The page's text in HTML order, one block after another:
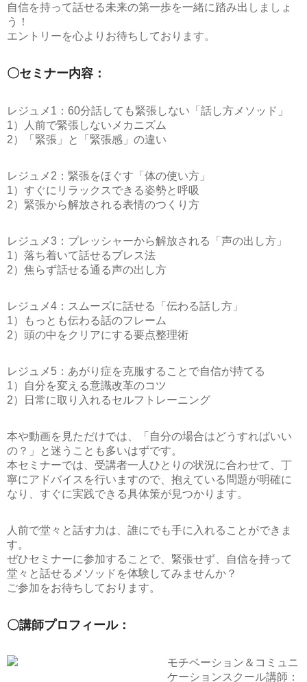
自信を持って話せる未来の第一歩を一緒に踏み出しましょ
う！
エントリーを心よりお待ちしております。
〇セミナー内容：
レジュメ1：60分話しても緊張しない「話し方メソッド」
1）人前で緊張しないメカニズム
2）「緊張」と「緊張感」の違い
レジュメ2：緊張をほぐす「体の使い方」
1）すぐにリラックスできる姿勢と呼吸
2）緊張から解放される表情のつくり方
レジュメ3：プレッシャーから解放される「声の出し方」
1）落ち着いて話せるブレス法
2）焦らず話せる通る声の出し方
レジュメ4：スムーズに話せる「伝わる話し方」
1）もっとも伝わる話のフレーム
2）頭の中をクリアにする要点整理術
レジュメ5：あがり症を克服することで自信が持てる
1）自分を変える意識改革のコツ
2）日常に取り入れるセルフトレーニング
本や動画を見ただけでは、「自分の場合はどうすればいい
の？」と迷うことも多いはずです。
本セミナーでは、受講者一人ひとりの状況に合わせて、丁
寧にアドバイスを行いますので、抱えている問題が明確に
なり、すぐに実践できる具体策が見つかります。
人前で堂々と話す力は、誰にでも手に入れることができま
す。
ぜひセミナーに参加することで、緊張せず、自信を持って
堂々と話せるメソッドを体験してみませんか？
ご参加をお待ちしております。
〇講師プロフィール：
モチベーション＆コミュニ
ケーションスクール講師：